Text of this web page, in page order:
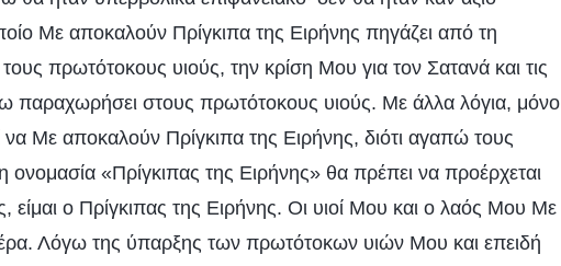
Με αποκαλούν Πρίγκιπα της Ειρήνης πηγάζει από τη
πρωτότοκους υιούς, την κρίση Μου για τον Σατανά και τις
παραχωρήσει στους πρωτότοκους υιούς. Με άλλα λόγια, μόνο
να Με αποκαλούν Πρίγκιπα της Ειρήνης, διότι αγαπώ τους
«Πρίγκιπας της Ειρήνης» θα πρέπει να προέρχεται
είμαι ο Πρίγκιπας της Ειρήνης. Οι υιοί Μου και ο λαός Μου Με
Λόγω της ύπαρξης των πρωτότοκων υιών Μου και επειδή